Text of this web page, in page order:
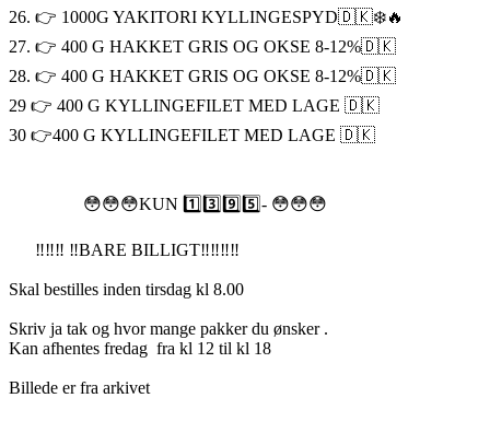
26. 👉 1000G YAKITORI KYLLINGESPYD🇩🇰❄️🔥
27. 👉 400 G HAKKET GRIS OG OKSE 8-12%🇩🇰
28. 👉 400 G HAKKET GRIS OG OKSE 8-12%🇩🇰
29 👉 400 G KYLLINGEFILET MED LAGE 🇩🇰
30 👉400 G KYLLINGEFILET MED LAGE 🇩🇰
😳😳😳KUN 1️⃣3️⃣9️⃣5️⃣- 😳😳😳
‼️‼️‼️ ‼️BARE BILLIGT‼️‼️‼️‼️
Skal bestilles inden tirsdag kl 8.00
Skriv ja tak og hvor mange pakker du ønsker .
Kan afhentes fredag fra kl 12 til kl 18
Billede er fra arkivet